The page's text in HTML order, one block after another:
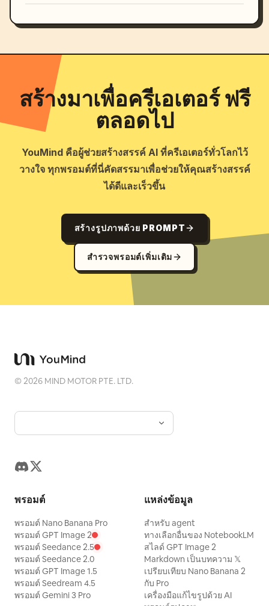
สร้างมาเพื่อครีเอเตอร์ ฟรี
ตลอดไป
YouMind คือผู้ช่วยสร้างสรรค์ AI ที่ครีเอเตอร์ทั่วโลกไว้
วางใจ ทุกพรอมต์ที่นี่คัดสรรมาเพื่อช่วยให้คุณสร้างสรรค์
ได้ดีและเร็วขึ้น
สร้างรูปภาพด้วย PROMPT
สำรวจพรอมต์เพิ่มเติม
©2026 MIND MOTOR PTE. LTD.
พรอมต์
พรอมต์ Nano Banana Pro
พรอมต์ GPT Image 2
พรอมต์ Seedance 2.5
พรอมต์ Seedance 2.0
พรอมต์ GPT Image 1.5
พรอมต์ Seedream 4.5
พรอมต์ Gemini 3 Pro
แหล่งข้อมูล
สำหรับ agent
ทางเลือกอื่นของ NotebookLM
สไลด์ GPT Image 2
Markdown เป็นบทความ 𝕏
เปรียบเทียบ Nano Banana 2
กับ Pro
เครื่องมือแก้ไขรูปด้วย AI